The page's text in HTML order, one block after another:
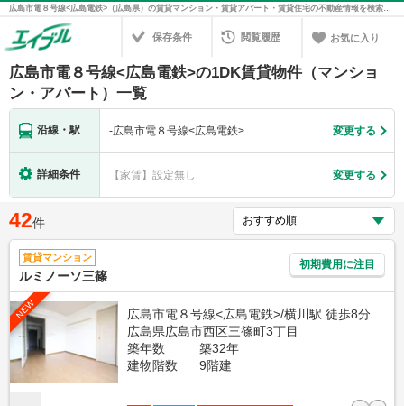
広島市電８号線<広島電鉄>（広島県）の賃貸マンション・賃貸アパート・賃貸住宅の不動産情報を検索！不動産賃貸の物件探しは、お部屋探しのエイブル
保存条件 閲覧履歴 お気に入り
広島市電８号線<広島電鉄>の1DK賃貸物件（マンショ
ン・アパート）一覧
沿線・駅 -広島市電８号線<広島電鉄> 変更する
詳細条件 【家賃】設定無し 変更する
42件
賃貸マンション
ルミノーソ三篠
初期費用に注目
NEW
広島市電８号線<広島電鉄>/横川駅 徒歩8分
広島県広島市西区三篠町3丁目
築年数
築32年
建物階数
9階建